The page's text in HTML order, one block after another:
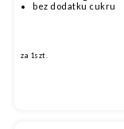
bez dodatku cukru
za 1szt.